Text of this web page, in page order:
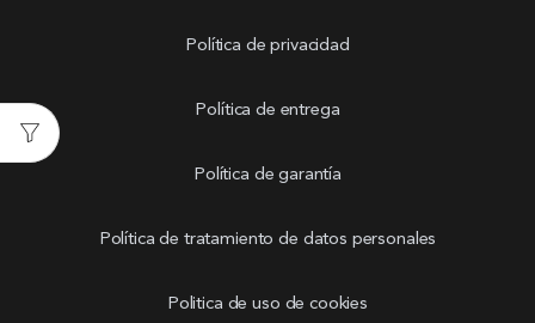
Política de privacidad
Política de entrega
Política de garantía
Política de tratamiento de datos personales
Politica de uso de cookies